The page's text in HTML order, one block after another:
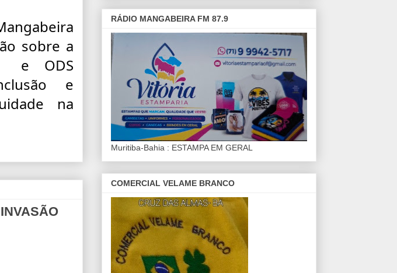
sobre a
e ODS
e
na
RÁDIO MANGABEIRA FM 87.9
Muritiba-Bahia : ESTAMPA EM GERAL
COMERCIAL VELAME BRANCO